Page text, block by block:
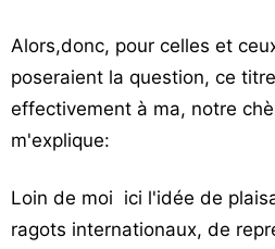
Alors,donc, pour celles et
poseraient la question, ce
effectivement à ma, notre
m'explique:
Loin de moi ici l'idée de
ragots internationaux, de